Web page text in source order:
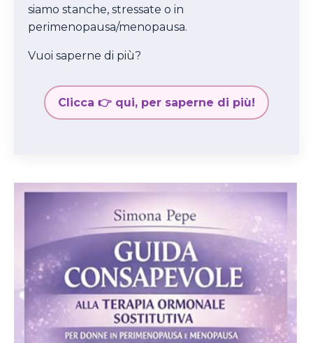
siamo stanche, stressate o in
perimenopausa/menopausa.
Vuoi saperne di più?
Clicca 👉 qui, per saperne di più!